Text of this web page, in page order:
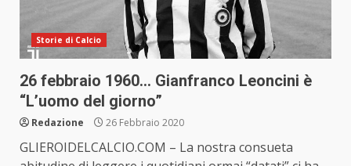
Storie di Calcio
26 febbraio 1960… Gianfranco Leoncini è
“L’uomo del giorno”
Redazione 26 Febbraio 2020
GLIEROIDELCALCIO.COM – La nostra consueta